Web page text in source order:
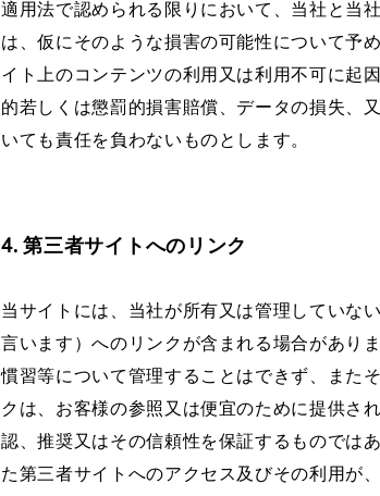
適用法で認められる限りにおいて、当社と当
は、仮にそのような損害の可能性について予
イト上のコンテンツの利用又は利用不可に起
的若しくは懲罰的損害賠償、データの損失、
いても責任を負わないものとします。
4. 第三者サイトへのリンク
当サイトには、当社が所有又は管理していな
言います）へのリンクが含まれる場合があり
慣習等について管理することはできず、また
クは、お客様の参照又は便宜のために提供さ
認、推奨又はその信頼性を保証するものでは
た第三者サイトへのアクセス及びその利用が